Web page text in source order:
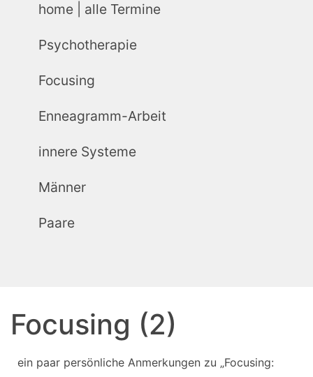
home | alle Termine
Psychotherapie
Focusing
Enneagramm-Arbeit
innere Systeme
Männer
Paare
Focusing (2)
ein paar persönliche Anmerkungen zu „Focusing: